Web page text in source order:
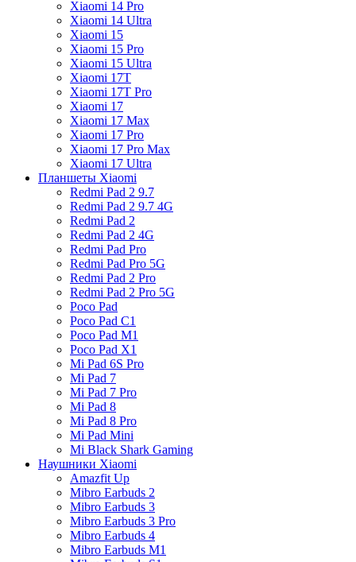
Xiaomi 14 Pro
Xiaomi 14 Ultra
Xiaomi 15
Xiaomi 15 Pro
Xiaomi 15 Ultra
Xiaomi 17T
Xiaomi 17T Pro
Xiaomi 17
Xiaomi 17 Max
Xiaomi 17 Pro
Xiaomi 17 Pro Max
Xiaomi 17 Ultra
Планшеты Xiaomi
Redmi Pad 2 9.7
Redmi Pad 2 9.7 4G
Redmi Pad 2
Redmi Pad 2 4G
Redmi Pad Pro
Redmi Pad Pro 5G
Redmi Pad 2 Pro
Redmi Pad 2 Pro 5G
Poco Pad
Poco Pad C1
Poco Pad M1
Poco Pad X1
Mi Pad 6S Pro
Mi Pad 7
Mi Pad 7 Pro
Mi Pad 8
Mi Pad 8 Pro
Mi Pad Mini
Mi Black Shark Gaming
Наушники Xiaomi
Amazfit Up
Mibro Earbuds 2
Mibro Earbuds 3
Mibro Earbuds 3 Pro
Mibro Earbuds 4
Mibro Earbuds M1